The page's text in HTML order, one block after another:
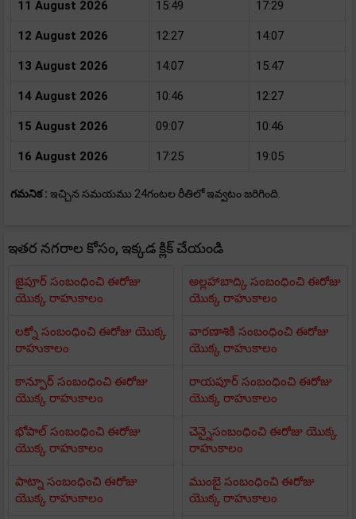
11 August 2026 15:49 17:29
12 August 2026 12:27 14:07
13 August 2026 14:07 15:47
14 August 2026 10:46 12:27
15 August 2026 09:07 10:46
16 August 2026 17:25 19:05
గమనిక : ఇచ్చిన సమయము 24గంటల రీతిలో ఇవ్వటం జరిగింది.
ఇతర నగరాల కోసం, ఇక్కడ క్లిక్ చేయండి
జైపూర్ సంబంధించి ఈరోజు
యొక్క రాహుకాలం
లక్నో సంబంధించి ఈరోజు యొక్క
రాహుకాలం
కాన్పూర్ సంబంధించి ఈరోజు
యొక్క రాహుకాలం
భోపాల్ సంబంధించి ఈరోజు
యొక్క రాహుకాలం
పాట్నా సంబంధించి ఈరోజు
యొక్క రాహుకాలం
అల్లహాబాద్కి సంబంధించి ఈరోజు
యొక్క రాహుకాలం
వారణాశికి సంబంధించి ఈరోజు
యొక్క రాహుకాలం
రాయపూర్ సంబంధించి ఈరోజు
యొక్క రాహుకాలం
చెన్నైసంబంధించి ఈరోజు యొక్క
రాహుకాలం
ముంబై సంబంధించి ఈరోజు
యొక్క రాహుకాలం